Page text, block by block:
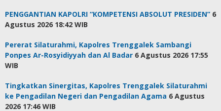
PENGGANTIAN KAPOLRI “KOMPETENSI ABSOLUT PRESIDEN” 6
Agustus 2026 18:42 WIB
Pererat Silaturahmi, Kapolres Trenggalek Sambangi
Ponpes Ar-Rosyidiyyah dan Al Badar 6 Agustus 2026 17:55
WIB
Tingkatkan Sinergitas, Kapolres Trenggalek Silaturahmi
ke Pengadilan Negeri dan Pengadilan Agama 6 Agustus
2026 17:46 WIB